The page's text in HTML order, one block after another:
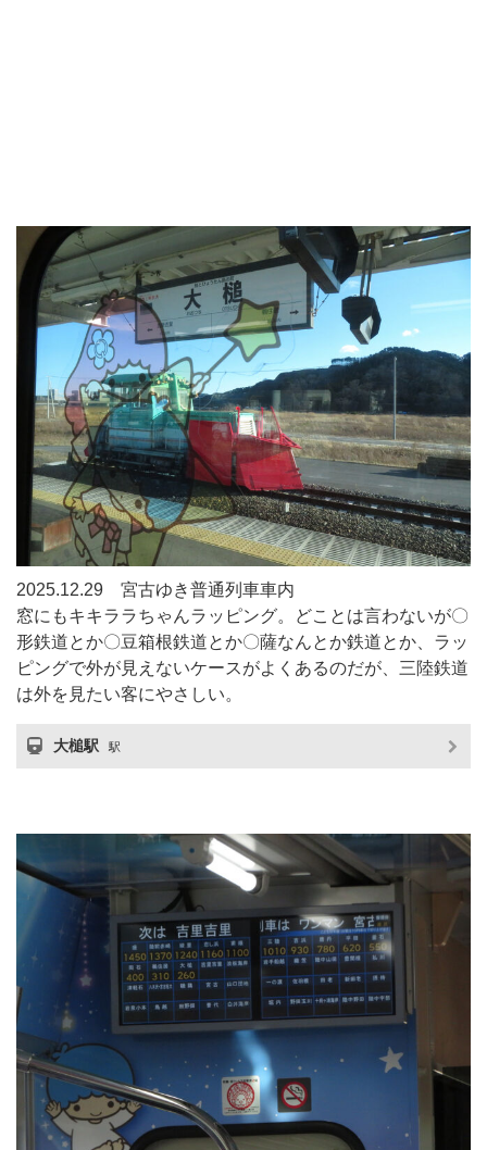
2025.12.29 宮古ゆき普通列車車内
窓にもキキララちゃんラッピング。どことは言わないが〇
形鉄道とか〇豆箱根鉄道とか〇薩なんとか鉄道とか、ラッ
ピングで外が見えないケースがよくあるのだが、三陸鉄道
は外を見たい客にやさしい。
大槌駅 駅